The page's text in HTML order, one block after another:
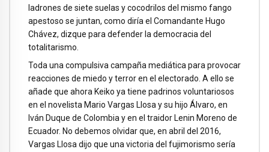
ladrones de siete suelas y cocodrilos del mismo fango
apestoso se juntan, como diría el Comandante Hugo
Chávez, dizque para defender la democracia del
totalitarismo.
Toda una compulsiva campaña mediática para provocar
reacciones de miedo y terror en el electorado. A ello se
añade que ahora Keiko ya tiene padrinos voluntariosos
en el novelista Mario Vargas Llosa y su hijo Álvaro, en
Iván Duque de Colombia y en el traidor Lenin Moreno de
Ecuador. No debemos olvidar que, en abril del 2016,
Vargas Llosa dijo que una victoria del fujimorismo sería